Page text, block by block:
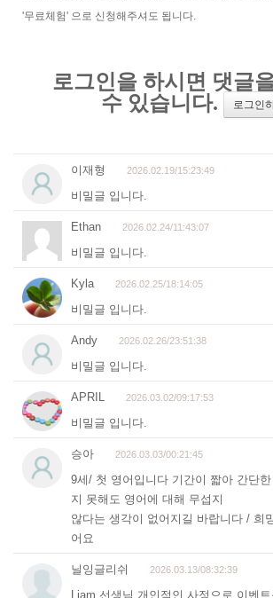
'무료체험' 으로 신청해주셔도 됩니다.